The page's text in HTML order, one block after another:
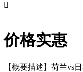

价格实惠
【概要描述】 荷兰vs